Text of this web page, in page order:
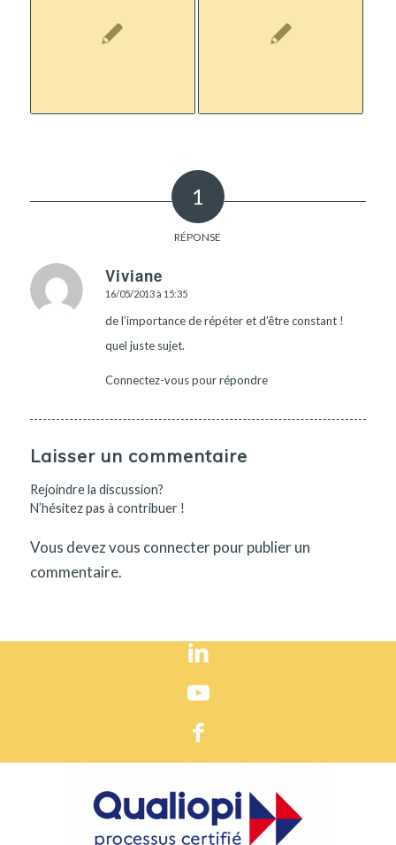
1
RÉPONSE
Viviane
dit
16/05/2013 à 15:35
de l’importance de répéter et d’être constant !
quel juste sujet.
Connectez-vous pour répondre
Laisser un commentaire
Rejoindre la discussion?
N’hésitez pas à contribuer !
Vous devezvous connecterpour publier un
commentaire.